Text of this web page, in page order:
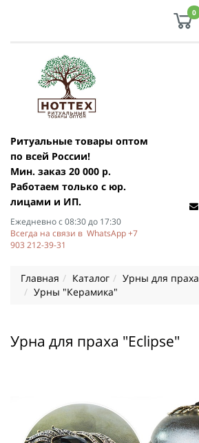
0
Ритуальные товары оптом
по всей России!
Мин. заказ 20 000 р.
Работаем только с юр.
лицами и ИП.
Ежедневно с 08:30 до 17:30
Всегда на связи в WhatsApp +7
903 212-39-31
Главная Каталог
Урны для праха
Урны "Керамика"
Урна для праха "Eclipse"